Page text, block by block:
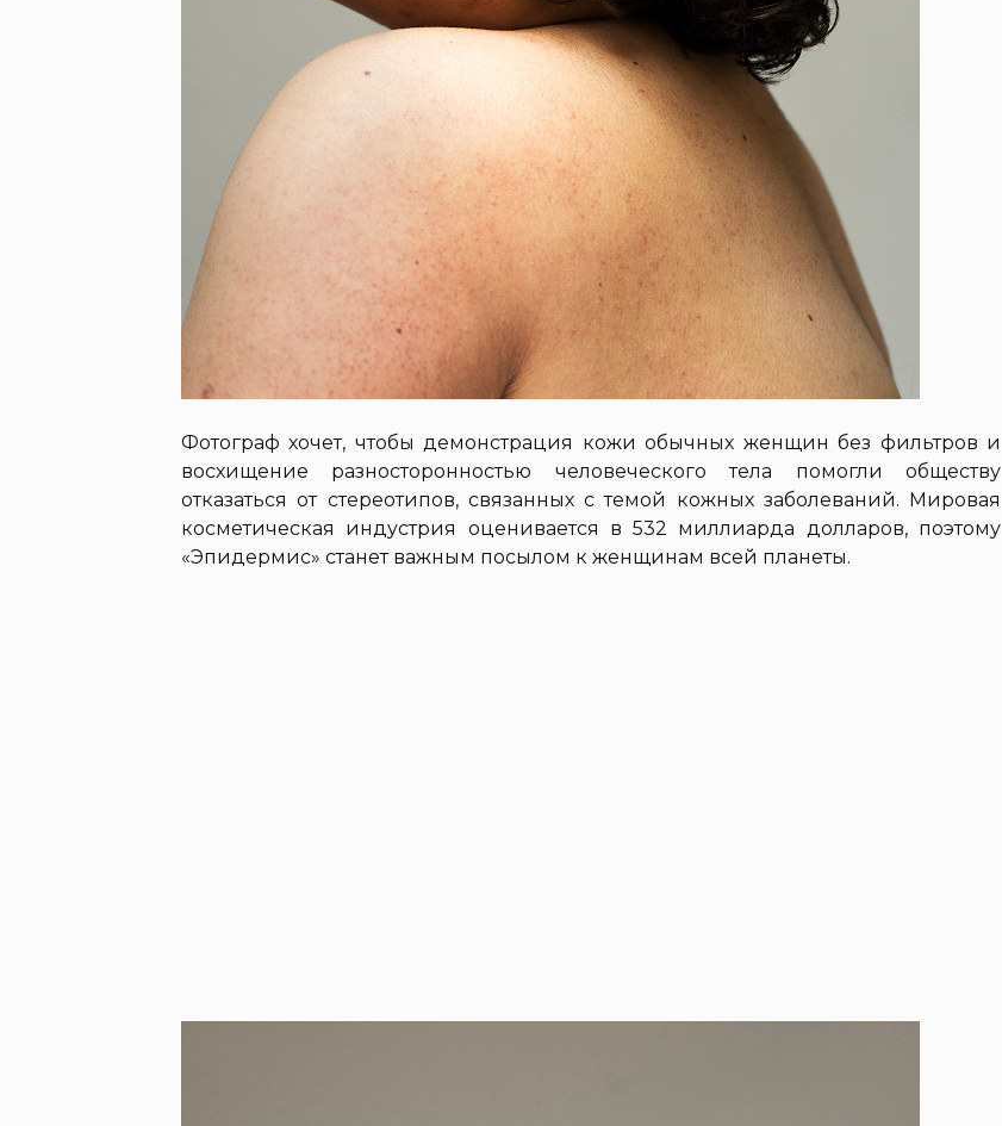
Фотограф хочет, чтобы демонстрация кожи обычных женщин без фильтров и
восхищение разносторонностью человеческого тела помогли обществу
отказаться от стереотипов, связанных с темой кожных заболеваний. Мировая
косметическая индустрия оценивается в 532 миллиарда долларов, поэтому
«Эпидермис» станет важным посылом к женщинам всей планеты.